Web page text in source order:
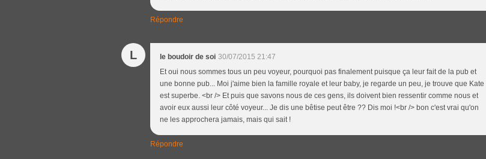
Répondre
L le boudoir de soi 30/07/2015 21:47
Et oui nous sommes tous un peu voyeur, pourquoi pas finalement puisque ça leur fait de la pub et
une bonne pub... Moi j'aime bien la famille royale et leur baby, je regarde un peu, je trouve que Kate
est superbe. <br /> Et puis que savons nous de ces gens, ils doivent bien ressentir comme nous et
avoir eux aussi leur côté voyeur... Je dis une bêtise peut être ?? Dis moi !<br /> bon c'est vrai qu'on
ne les approchera jamais, mais qui sait !
Répondre